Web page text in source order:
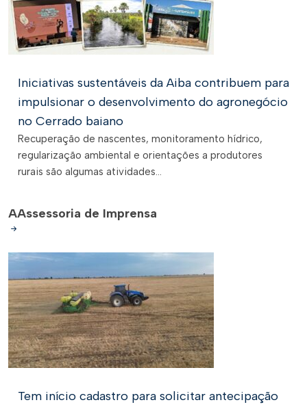
Iniciativas sustentáveis da Aiba contribuem para
impulsionar o desenvolvimento do agronegócio
no Cerrado baiano
Recuperação de nascentes, monitoramento hídrico,
regularização ambiental e orientações a produtores
rurais são algumas atividades...
AAssessoria de Imprensa
Tem início cadastro para solicitar antecipação